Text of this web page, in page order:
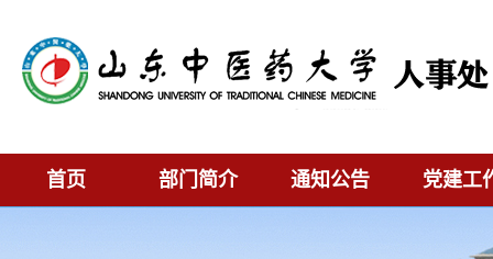
首页 部门简介 通知公告 党建工